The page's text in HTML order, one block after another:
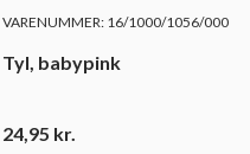
VARENUMMER: 16/1000/1056/000
Tyl, babypink
24,95 kr.